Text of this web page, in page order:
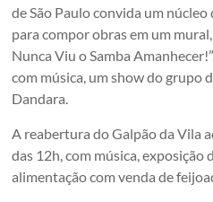
de São Paulo convida um
para compor obras em um
Nunca Viu o Samba
com música, um show do grupo
Dandara.
A reabertura do Galpão da Vila
das 12h, com música, exposição
alimentação com venda de